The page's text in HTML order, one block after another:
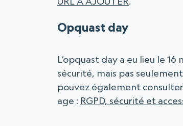
Opquast day
L’opquast day a eu lieu le
sécurité, mais pas
pouvez également
age : RGPD, sécurité et